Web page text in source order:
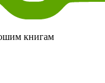
книгам